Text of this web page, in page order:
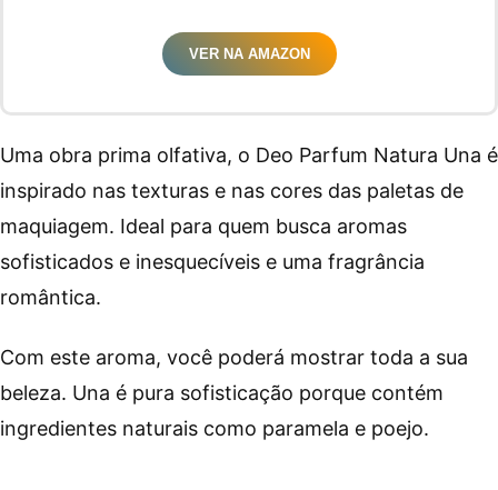
VER NA AMAZON
Uma obra prima olfativa, o Deo Parfum Natura Una é
inspirado nas texturas e nas cores das paletas de
maquiagem. Ideal para quem busca aromas
sofisticados e inesquecíveis e uma fragrância
romântica.
Com este aroma, você poderá mostrar toda a sua
beleza. Una é pura sofisticação porque contém
ingredientes naturais como paramela e poejo.